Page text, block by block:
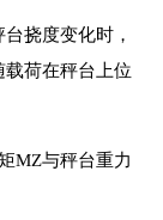
挠度变化时，
载荷在秤台上位
MZ与秤台重力